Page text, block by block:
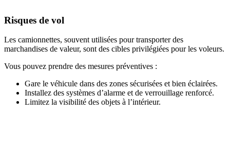
Risques de vol
Les camionnettes, souvent utilisées pour transporter des
marchandises de valeur, sont des cibles privilégiées pour les voleurs.
Vous pouvez prendre des mesures préventives :
Gare le véhicule dans des zones sécurisées et bien éclairées.
Installez des systèmes d’alarme et de verrouillage renforcé.
Limitez la visibilité des objets à l’intérieur.